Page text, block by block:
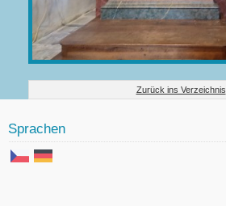
Zurück ins Verzeichnis
Sprachen